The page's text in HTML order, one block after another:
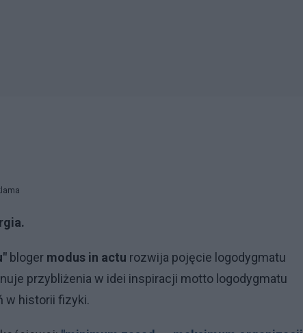
bloger modus in actu rozwija pojęcie logodygmatu
przybliżenia w idei inspiracji motto logodygmatu
w historii fizyki.